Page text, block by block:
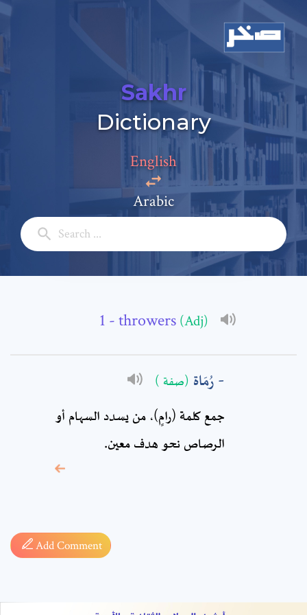
Sakhr
Dictionary
English
Arabic
- throwers (Adj)
رُمَاة (صفة )
جمع كلمة (رامٍ)، من يسدد السهام أو
الرصاص نحو هدف معين.
Add Comment
Add a comment
Full Name: *
Comment: *